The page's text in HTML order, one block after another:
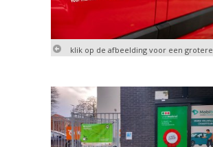
klik op de afbeelding voor een